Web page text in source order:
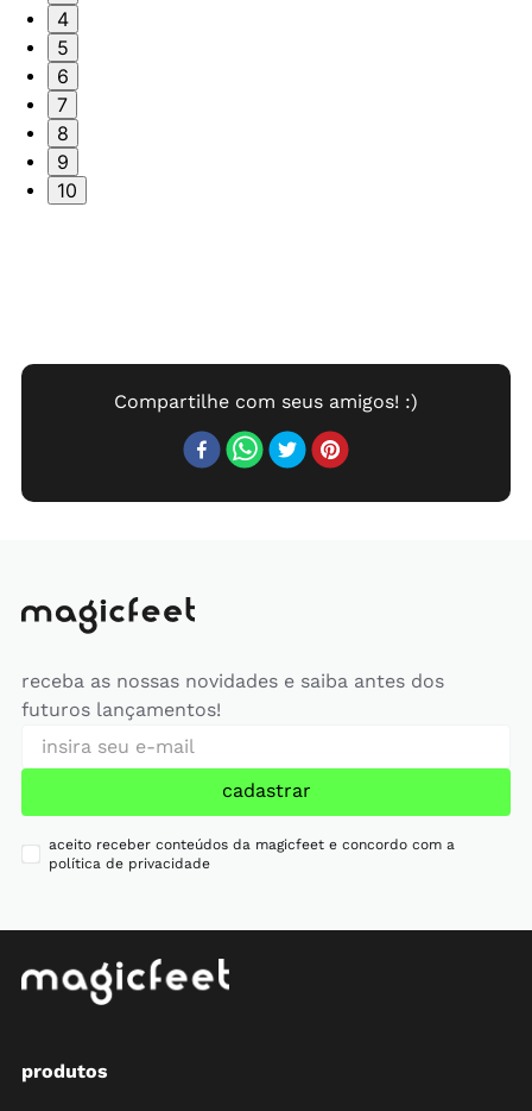
4
5
6
7
8
9
10
receba as nossas novidades e saiba antes dos
futuros lançamentos!
cadastrar
aceito receber conteúdos da magicfeet e concordo com a
política de privacidade
produtos